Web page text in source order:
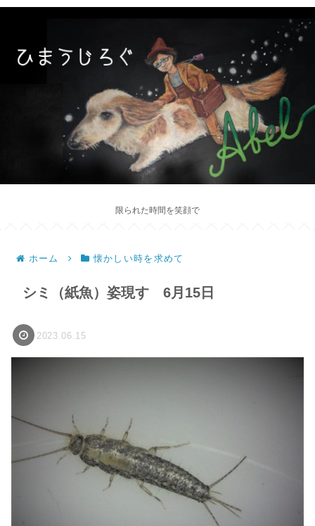
限られた時間を笑顔で
ホーム 懐かしい時を求めて
シミ（紙魚）姿現す 6月15日
2023.06.15